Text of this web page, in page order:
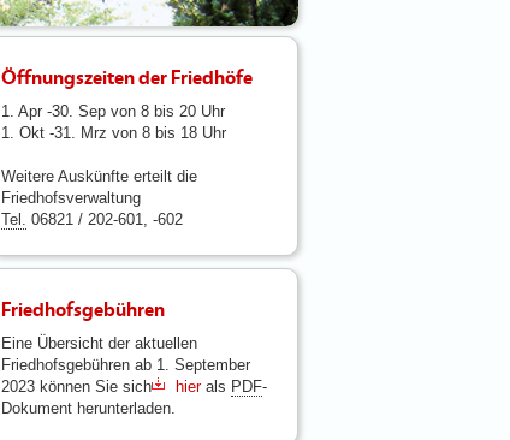
Öffnungszeiten der Friedhöfe
1. Apr -30. Sep von 8 bis 20 Uhr
1. Okt -31. Mrz von 8 bis 18 Uhr
Weitere Auskünfte erteilt die
Friedhofsverwaltung
Tel. 06821 / 202-601, -602
Friedhofsgebühren
Eine Übersicht der aktuellen
Friedhofsgebühren ab 1. September
2023 können Sie sich
hierals PDF-
Dokument herunterladen.